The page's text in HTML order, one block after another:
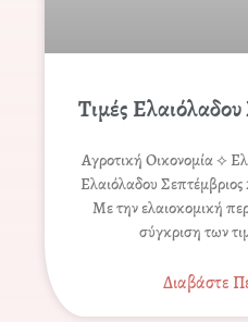
Τιμές
Αγροτική Οικονομία ⟡
Ελαιόλαδου
Με την ελαιοκομική
σύγκριση των
Διαβάστε